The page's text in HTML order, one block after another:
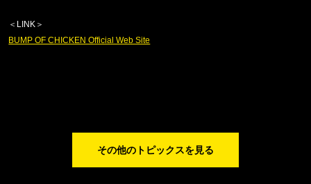
＜ LINK ＞
BUMP OF CHICKEN Official Web Site
その他のトピックスを見る